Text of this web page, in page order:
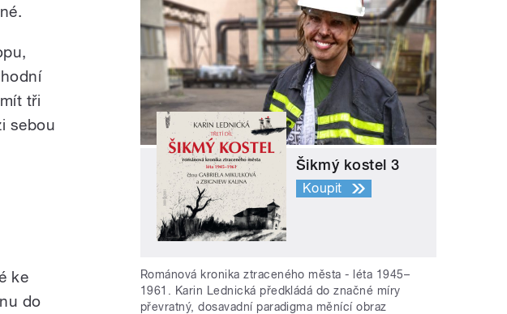
tři
sebou
ke
do
Šikmý kostel 3
Koupit
Románová kronika ztraceného města - léta 1945–
1961. Karin Lednická předkládá do značné míry
převratný, dosavadní paradigma měnící obraz